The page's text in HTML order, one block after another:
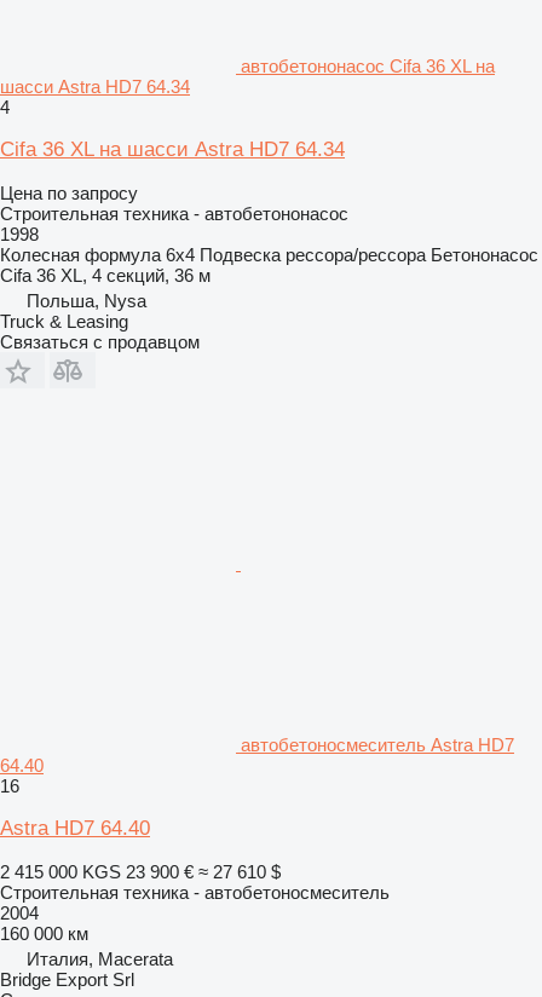
автобетононасос Cifa 36 XL на
шасси Astra HD7 64.34
4
Cifa 36 XL на шасси Astra HD7 64.34
Цена по запросу
Строительная техника - автобетононасос
1998
Колесная формула 6x4 Подвеска рессора/рессора Бетононасос
Cifa 36 XL, 4 секций, 36 м
Польша, Nysa
Truck & Leasing
Связаться с продавцом
автобетоносмеситель Astra HD7
64.40
16
Astra HD7 64.40
2 415 000 KGS 23 900 € ≈ 27 610 $
Строительная техника - автобетоносмеситель
2004
160 000 км
Италия, Macerata
Bridge Export Srl